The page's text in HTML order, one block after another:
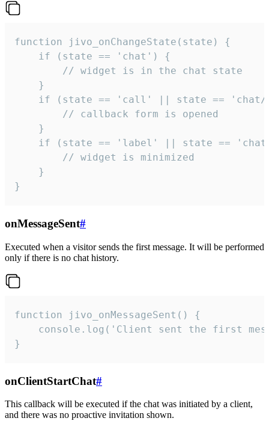
function jivo_onChangeState(state) {
    if (state == 'chat') {
        // widget is in the chat state
    }
if (state == 'call' || state ==
        // callback form is opened
    }
if (state == 'label' || state ==
        // widget is minimized
    }
}
onMessageSent#
Executed when a visitor sends the first message. It will be performed
only if there is no chat history.
function jivo_onMessageSent() {
console.log('Client sent the first
}
onClientStartChat#
This callback will be executed if the chat was initiated by a client,
and there was no proactive invitation shown.